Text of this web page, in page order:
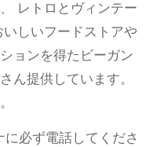
レトロとヴィンテー
しいフードストアや
ョンを得たビーガン
ん提供しています。
必ず電話してくださ